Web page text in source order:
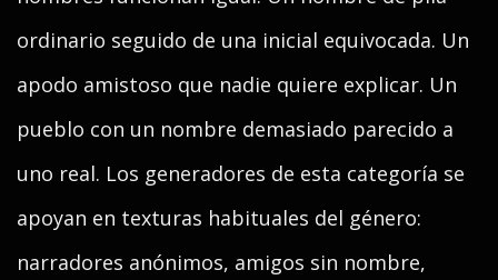
ordinario seguido de una inicial equivocada. Un
apodo amistoso que nadie quiere explicar. Un
pueblo con un nombre demasiado parecido a
uno real. Los generadores de esta categoría se
apoyan en texturas habituales del género:
narradores anónimos, amigos sin nombre,